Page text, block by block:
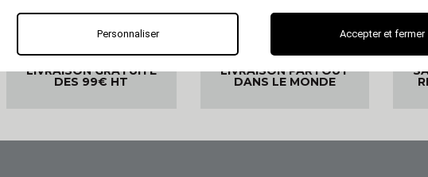
LIVRAISON GRATUITE
DES 99€ HT
LIVRAISON PARTOUT
DANS LE MONDE
Personnaliser Accepter et fermer